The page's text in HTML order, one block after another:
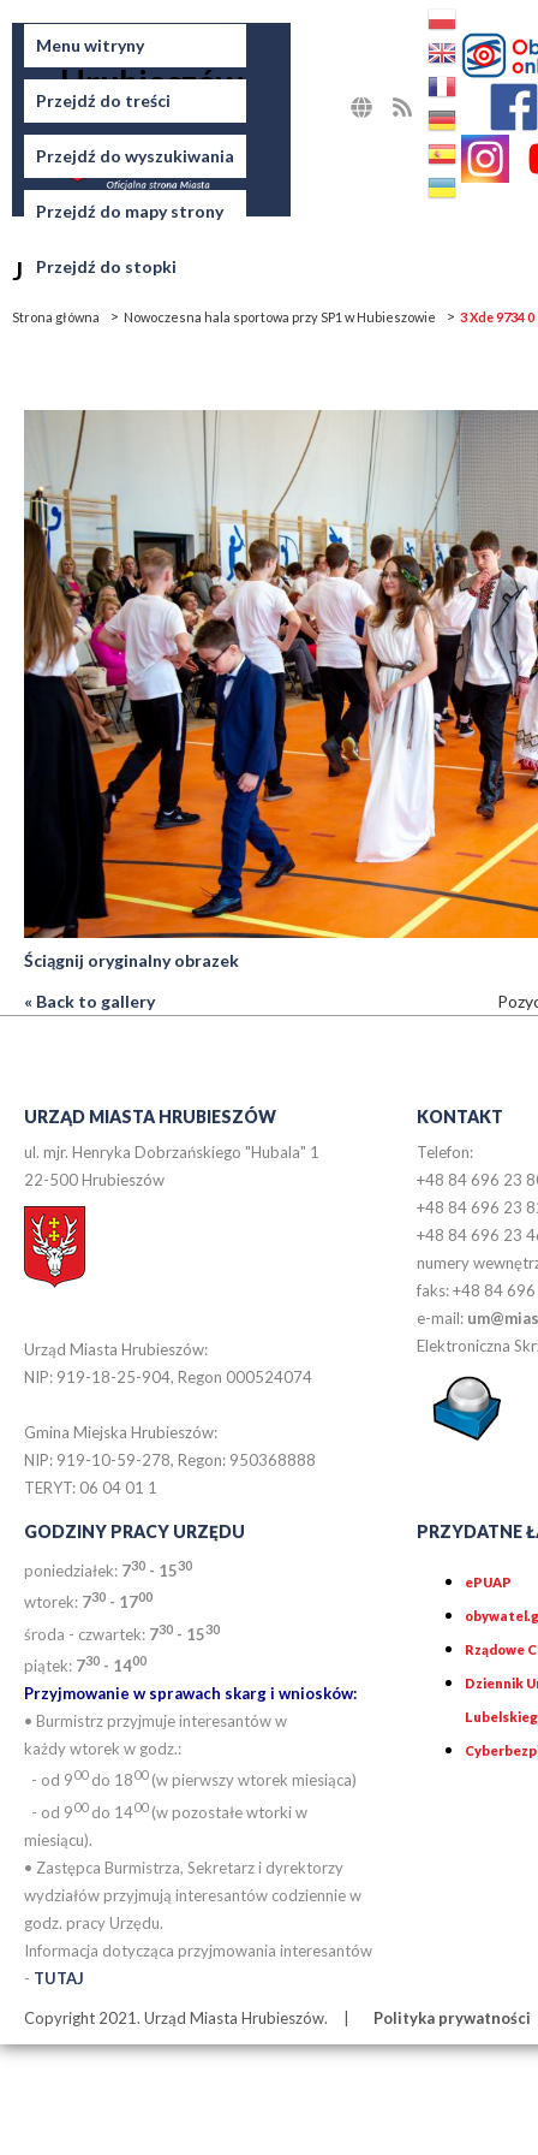
Menu witryny
Przejdź do treści
Przejdź do wyszukiwania
Przejdź do mapy strony
Przejdź do stopki
Miasto
Hrubieszów
Jesteś tutaj
Strona główna Nowoczesna hala sportowa przy SP1 w Hubieszowie 3 Xde 9734 0
Ściągnij oryginalny obrazek
« Back to gallery
URZĄD MIASTA HRUBIESZÓW
ul. mjr. Henryka Dobrzańskiego "Hubala" 1
22-500 Hrubieszów
Urząd Miasta Hrubieszów:
NIP: 919-18-25-904, Regon 000524074
Gmina Miejska Hrubieszów:
NIP: 919-10-59-278, Regon: 950368888
TERYT: 06 04 01 1
KONTAKT
Telefon:
+48 84 696 23
+48 84 696 23
+48 84 696 23
numery
faks: +48 84
e-mail:
Elektroniczna
GODZINY PRACY URZĘDU
poniedziałek: 730 - 1530
wtorek: 730 - 1700
środa - czwartek: 730 - 1530
piątek: 730 - 1400
Przyjmowanie w sprawach skarg i wniosków:
• Burmistrz przyjmuje interesantów w
każdy wtorek w godz.:
- od 900do 1800(w pierwszy wtorek miesiąca)
- od 900do 1400(w pozostałe wtorki w
miesiącu).
• Zastępca Burmistrza, Sekretarz i dyrektorzy
wydziałów przyjmują interesantów codziennie w
godz. pracy Urzędu.
Informacja dotycząca przyjmowania interesantów
- TUTAJ
PRZYDATNE
ePUAP
Rządowe
Dziennik
Copyright 2021. Urząd Miasta Hrubieszów. Polityka prywatności